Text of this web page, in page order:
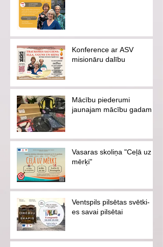
Konference ar ASV
misionāru dalību
Mācību piederumi
jaunajam mācību gadam
Vasaras skoliņa "Ceļā uz
mērķi"
Ventspils pilsētas svētki-
es savai pilsētai